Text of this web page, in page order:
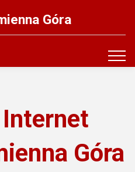
Góra
Góra